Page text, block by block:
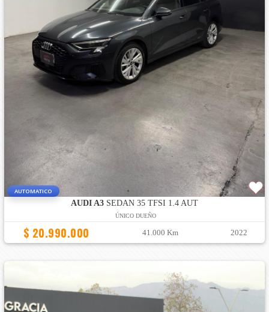
AUTOMATICO
AUDI A3SEDAN 35 TFSI 1.4 AUT
ÚNICO DUEÑO
$ 20.990.000 41.000 Km 2022